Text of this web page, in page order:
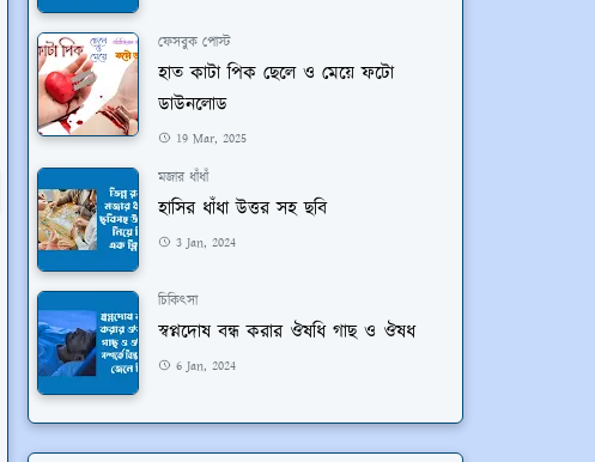
ফেসবুক পোস্ট
হাত কাটা পিক ছেলে ও মেয়ে ফটো
ডাউনলোড
19 Mar, 2025
মজার ধাঁধাঁ
হাসির ধাঁধা উত্তর সহ ছবি
3 Jan, 2024
চিকিৎসা
স্বপ্নদোষ বন্ধ করার ঔষধি গাছ ও ঔষধ
6 Jan, 2024